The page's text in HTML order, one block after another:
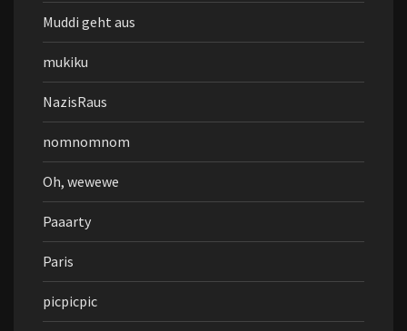
Muddi geht aus
mukiku
NazisRaus
nomnomnom
Oh, wewewe
Paaarty
Paris
picpicpic